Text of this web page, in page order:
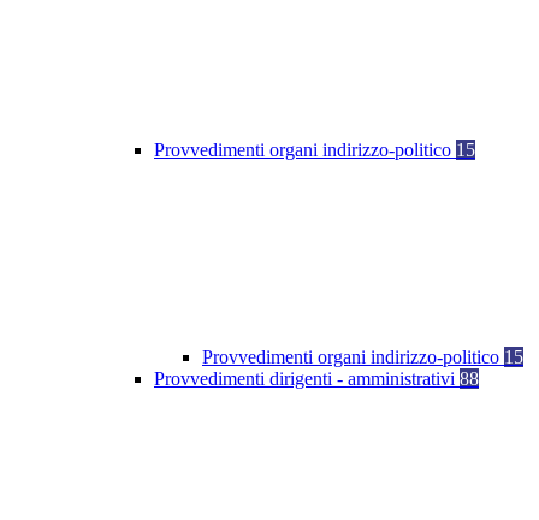
Provvedimenti organi indirizzo-politico 15
Provvedimenti organi indirizzo-politico 15
Provvedimenti dirigenti - amministrativi 88